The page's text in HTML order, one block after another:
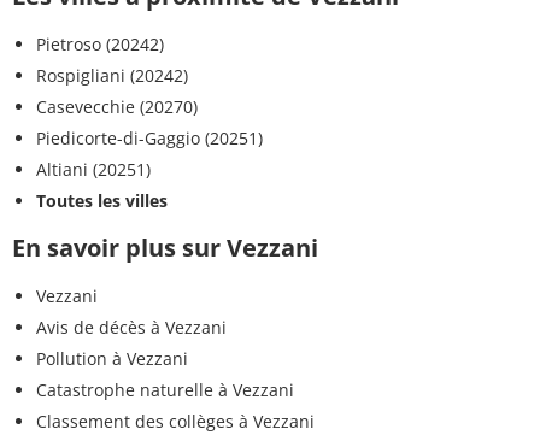
Pietroso (20242)
Rospigliani (20242)
Casevecchie (20270)
Piedicorte-di-Gaggio (20251)
Altiani (20251)
Toutes les villes
En savoir plus sur Vezzani
Vezzani
Avis de décès à Vezzani
Pollution à Vezzani
Catastrophe naturelle à Vezzani
Classement des collèges à Vezzani